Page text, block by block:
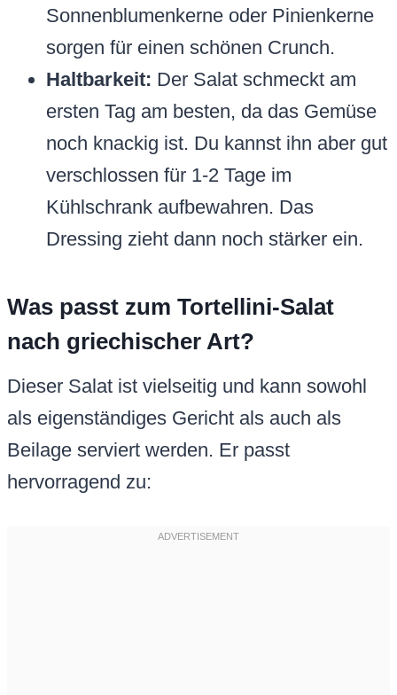
Sonnenblumenkerne oder Pinienkerne
sorgen für einen schönen Crunch.
Haltbarkeit: Der Salat schmeckt am
ersten Tag am besten, da das Gemüse
noch knackig ist. Du kannst ihn aber gut
verschlossen für 1-2 Tage im
Kühlschrank aufbewahren. Das
Dressing zieht dann noch stärker ein.
Was passt zum Tortellini-Salat
nach griechischer Art?
Dieser Salat ist vielseitig und kann sowohl
als eigenständiges Gericht als auch als
Beilage serviert werden. Er passt
hervorragend zu: